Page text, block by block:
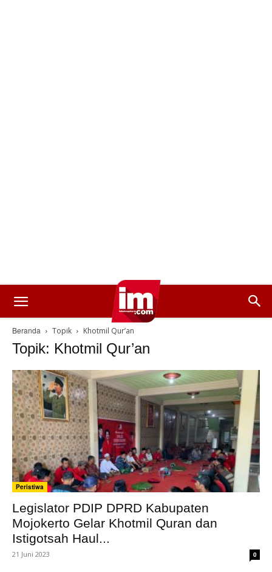
Beranda Topik Khotmil Qur’an
Topik: Khotmil Qur’an
Peristiwa
Legislator PDIP DPRD Kabupaten
Mojokerto Gelar Khotmil Quran dan
Istigotsah Haul...
21 Juni 2023 0